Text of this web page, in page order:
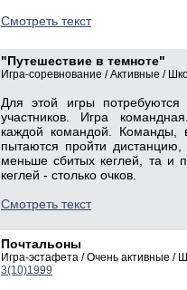
Смотреть текст
"Путешествие в темноте"
Игра-соревнование / Активные /
Для этой игры потребуются
участников. Игра
каждой командой. Команды,
пытаются пройти
меньше сбитых кеглей, та и
кеглей - столько очков.
Смотреть текст
Почтальоны
Игра-эстафета / Очень активные /
3(10)1999